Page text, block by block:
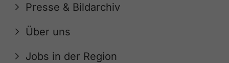
Presse & Bildarchiv
Über uns
Jobs in der Region